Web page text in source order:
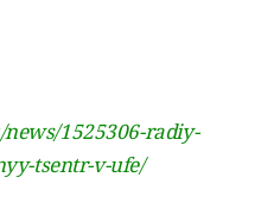
1525306-radiy-
tsentr-v-ufe/